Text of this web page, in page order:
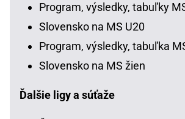
Program, výsledky, tabuľky
Slovensko na MS U20
Program, výsledky, tabuľka
Slovensko na MS žien
Ďalšie ligy a súťaže